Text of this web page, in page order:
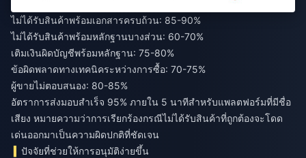
ไม่ได้รับสินค้าพร้อมเอกสารครบถ้วน: 85-90%
ไม่ได้รับสินค้าพร้อมหลักฐานบางส่วน: 60-70%
เติมเงินผิดบัญชีพร้อมหลักฐาน: 75-80%
ข้อผิดพลาดทางเทคนิคระหว่างการซื้อ: 70-75%
ผู้ขายไม่ตอบสนอง: 80-85%
อัตราการส่งมอบสำเร็จ 95% ภายใน 5 นาทีสำหรับแพลตฟอร์มที่มีชื่อ
เสียง หมายความว่าการเรียกร้องกรณีไม่ได้รับสินค้าที่ถูกต้องจะโดด
เด่นออกมาเป็นความผิดปกติที่ชัดเจน
ปัจจัยที่ช่วยให้การอนุมัติง่ายขึ้น